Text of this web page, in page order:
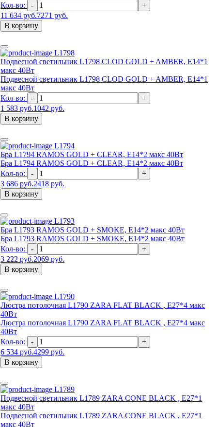
Кол-во:
-
+
11 634 руб.7271 руб.
В корзину
L1798
Подвесной светильник L1798 CLOD GOLD + AMBER, Е14*1
макс 40Вт
Подвесной светильник L1798 CLOD GOLD + AMBER, Е14*1
макс 40Вт
Кол-во:
-
+
1 583 руб.1042 руб.
В корзину
L1794
Бра L1794 RAMOS GOLD + CLEAR, Е14*2 макс 40Вт
Бра L1794 RAMOS GOLD + CLEAR, Е14*2 макс 40Вт
Кол-во:
-
+
3 686 руб.2418 руб.
В корзину
L1793
Бра L1793 RAMOS GOLD + SMOKE, Е14*2 макс 40Вт
Бра L1793 RAMOS GOLD + SMOKE, Е14*2 макс 40Вт
Кол-во:
-
+
3 222 руб.2069 руб.
В корзину
L1790
Люстра потолочная L1790 ZARA FLAT BLACK , Е27*4 макс
40Вт
Люстра потолочная L1790 ZARA FLAT BLACK , Е27*4 макс
40Вт
Кол-во:
-
+
6 534 руб.4299 руб.
В корзину
L1789
Подвесной светильник L1789 ZARA CONE BLACK , Е27*1
макс 40Вт
Подвесной светильник L1789 ZARA CONE BLACK , Е27*1
макс 40Вт